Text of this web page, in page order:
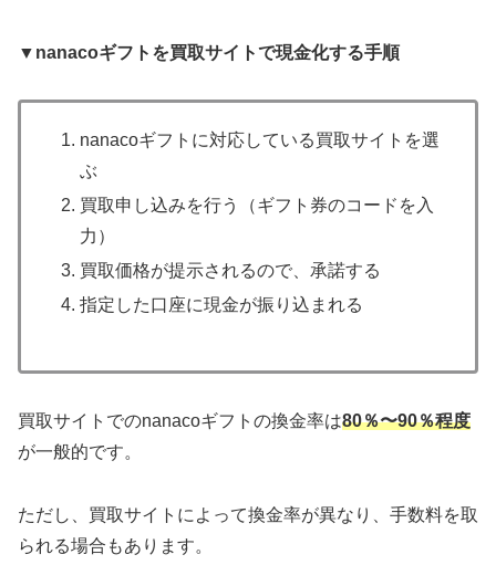
▼nanacoギフトを買取サイトで現金化する手順
nanacoギフトに対応している買取サイトを選
ぶ
買取申し込みを行う（ギフト券のコードを入
力）
買取価格が提示されるので、承諾する
指定した口座に現金が振り込まれる
買取サイトでのnanacoギフトの換金率は80％〜90％程度
が一般的です。
ただし、買取サイトによって換金率が異なり、手数料を取
られる場合もあります。